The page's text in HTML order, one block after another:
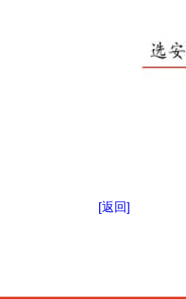
[返回]